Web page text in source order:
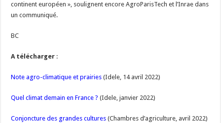
continent européen », soulignent encore AgroParisTech et l’Inrae dans
un communiqué.
BC
A télécharger :
Note agro-climatique et prairies (Idele, 14 avril 2022)
Quel climat demain en France ? (Idele, janvier 2022)
Conjoncture des grandes cultures (Chambres d’agriculture, avril 2022)